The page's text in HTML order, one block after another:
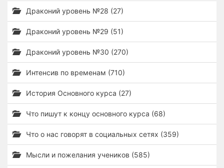
Драконий уровень №28 (27)
Драконий уровень №29 (51)
Драконий уровень №30 (270)
Интенсив по временам (710)
История Основного курса (27)
Что пишут к концу основного курса (68)
Что о нас говорят в социальных сетях (359)
Мысли и пожелания учеников (585)